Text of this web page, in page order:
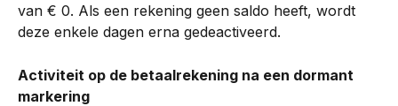
van € 0. Als een rekening geen saldo heeft, wordt
deze enkele dagen erna gedeactiveerd.
Activiteit op de betaalrekening na een dormant
markering